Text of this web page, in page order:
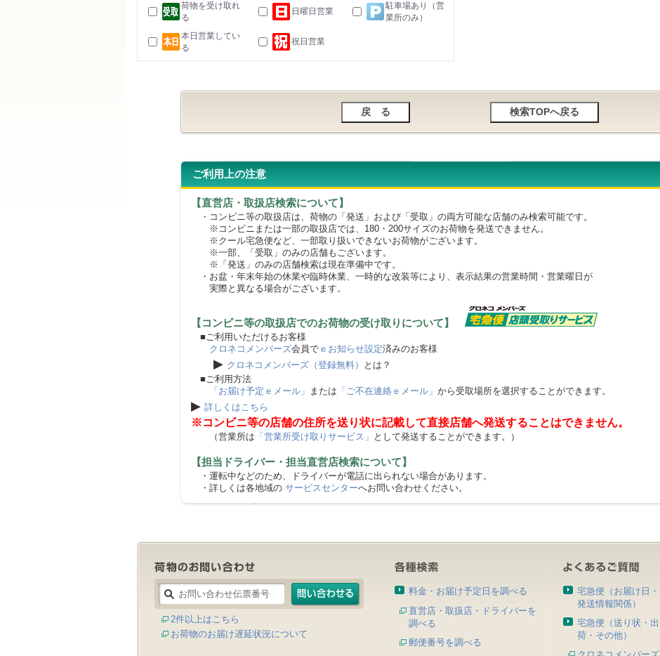
荷物を受け取れ
る
日曜日営業
駐車場あり（営
業所のみ）
本日営業してい
る
祝日営業
ご利用上の注意
【直営店・取扱店検索について】
・コンビニ等の取扱店は、荷物の「発送」および「受取」の両方可能な店舗のみ検索可能です。
※コンビニまたは一部の取扱店では、180・200サイズのお荷物を発送できません。
※クール宅急便など、一部取り扱いできないお荷物がございます。
※一部、「受取」のみの店舗もございます。
※「発送」のみの店舗検索は現在準備中です。
・お盆・年末年始の休業や臨時休業、一時的な改装等により、表示結果の営業時間・営業曜日が
実際と異なる場合がございます。
【コンビニ等の取扱店でのお荷物の受け取りについて】
■ご利用いただけるお客様
クロネコメンバーズ会員で ｅお知らせ設定済みのお客様
▶ クロネコメンバーズ（登録無料）
とは？
■ご利用方法
「お届け予定ｅメール」 または 「ご不在連絡ｅメール」 から受取場所を選択することができます。
▶ 詳しくはこちら
※コンビニ等の店舗の住所を送り状に記載して直接店舗へ発送することはできません。
（営業所は 「営業所受け取りサービス」 として発送することができます。）
【担当ドライバー・担当直営店検索について】
・運転中などのため、ドライバーが電話に出られない場合があります。
・詳しくは各地域の サービスセンターへお問い合わせください。
2件以上はこちら
お荷物のお届け遅延状況について
料金・お届け予定日を調べる
直営店・取扱店・ドライバーを
調べる
郵便番号を調べる
宅急便（お届け日・
発送情報関係）
宅急便（送り状・出
荷・その他）